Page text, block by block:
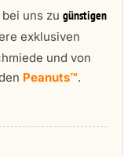
uns zu günstigen
exklusiven
und von
Peanuts™.